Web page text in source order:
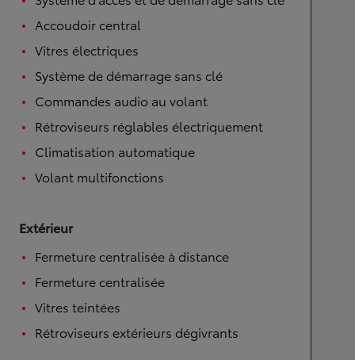
Accoudoir central
Vitres électriques
Système de démarrage sans clé
Commandes audio au volant
Rétroviseurs réglables électriquement
Climatisation automatique
Volant multifonctions
Extérieur
Fermeture centralisée à distance
Fermeture centralisée
Vitres teintées
Rétroviseurs extérieurs dégivrants